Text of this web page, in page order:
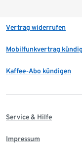
Vertrag widerrufen
Mobilfunkvertrag
Kaffee-Abo kündigen
Service & Hilfe
Impressum